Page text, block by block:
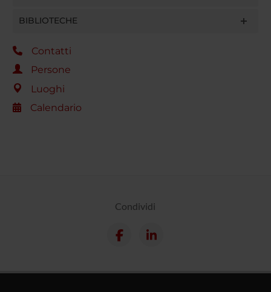
BIBLIOTECHE
Contatti
Persone
Luoghi
Calendario
Condividi